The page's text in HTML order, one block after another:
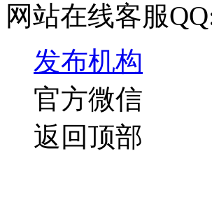
网站在线客服
发布机构
官方微信
返回顶部